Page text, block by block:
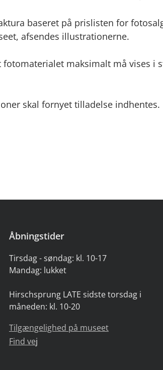
baseret på prislisten for
afsendes illustrationerne.
maksimalt må vises i
skal fornyet tilladelse indhentes.
Åbningstider
Tirsdag - søndag: kl. 10-17
Mandag: lukket
Hirschsprung LATE sidste torsdag i
måneden: kl. 10-20
Tilgængelighed på museet
Find vej